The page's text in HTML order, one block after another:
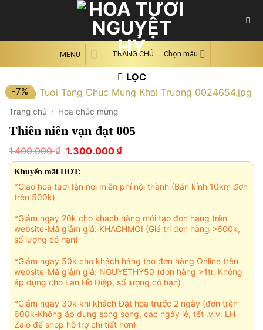
MENU TRANG CHỦ Chọn mẫu
LỌC
-7%
Trang chủ / Hoa chúc mừng
Thiên niên vạn đạt 005
1.400.000₫ Giá
gốc
là:
1.400.000 ₫.
1.300.000 ₫Giá
hiện
1.300.000 ₫.
Khuyến mãi HOT:
*Giao hoa tươi tận nơi miễn phí nội thành (Bán kính 10km đơn
trên 500k)
*Giảm ngay 20k cho khách hàng mới tạo đơn hàng trên
website-Mã giảm giá: KHACHMOI (Giá trị đơn hàng >600k,
số lượng có hạn)
*Giảm ngay 50k cho khách hàng tạo đơn hàng Online trên
website-Mã giảm giá: NGUYETHY50 (đơn hàng >1tr, Không
áp dụng cho Lan Hồ Điệp, số lượng có hạn)
*Giảm ngay 30k khi khách Đặt hoa trước 2 ngày (đơn trên
600k-Không áp dụng song song, các ngày lễ, tết .v.v. LH
Zalo để shop hỗ trợ chi tiết hơn)